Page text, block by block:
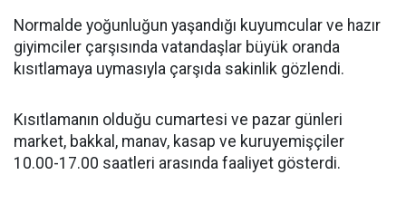
Normalde yoğunluğun yaşandığı kuyumcular ve hazır
giyimciler çarşısında vatandaşlar büyük oranda
kısıtlamaya uymasıyla çarşıda sakinlik gözlendi.
Kısıtlamanın olduğu cumartesi ve pazar günleri
market, bakkal, manav, kasap ve kuruyemişçiler
10.00-17.00 saatleri arasında faaliyet gösterdi.